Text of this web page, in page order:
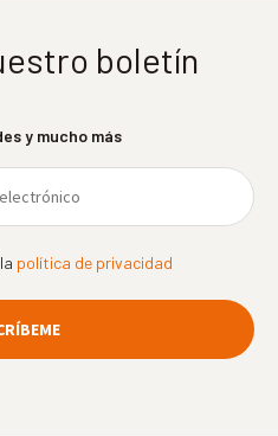
boletín
y mucho más
política de privacidad